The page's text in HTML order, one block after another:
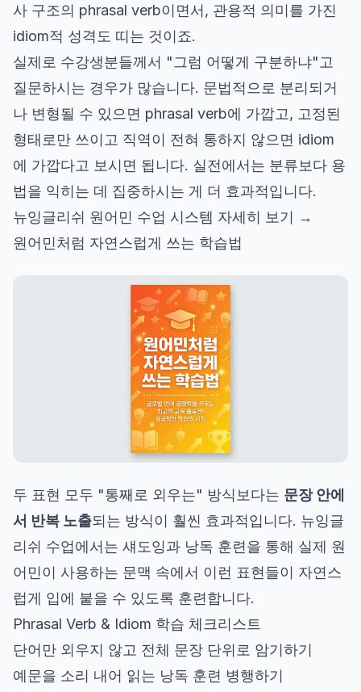
사 구조의 phrasal verb이면서, 관용적 의미를 가진
idiom적 성격도 띠는 것이죠.
실제로 수강생분들께서 "그럼 어떻게 구분하냐"고
질문하시는 경우가 많습니다. 문법적으로 분리되거
나 변형될 수 있으면 phrasal verb에 가깝고, 고정된
형태로만 쓰이고 직역이 전혀 통하지 않으면 idiom
에 가깝다고 보시면 됩니다. 실전에서는 분류보다 용
법을 익히는 데 집중하시는 게 더 효과적입니다.
뉴잉글리쉬 원어민 수업 시스템 자세히 보기 →
원어민처럼 자연스럽게 쓰는 학습법
두 표현 모두 "통째로 외우는" 방식보다는 문장 안에
서 반복 노출되는 방식이 훨씬 효과적입니다. 뉴잉글
리쉬 수업에서는 섀도잉과 낭독 훈련을 통해 실제 원
어민이 사용하는 문맥 속에서 이런 표현들이 자연스
럽게 입에 붙을 수 있도록 훈련합니다.
Phrasal Verb & Idiom 학습 체크리스트
단어만 외우지 않고 전체 문장 단위로 암기하기
예문을 소리 내어 읽는 낭독 훈련 병행하기